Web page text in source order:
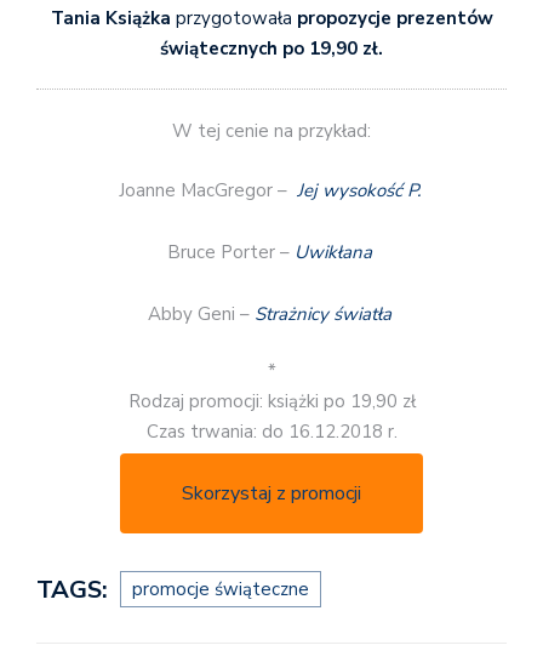
Tania Książka przygotowała propozycje prezentów
świątecznych po 19,90 zł.
W tej cenie na przykład:
Joanne MacGregor – Jej wysokość P.
Bruce Porter – Uwikłana
Abby Geni – Strażnicy światła
*
Rodzaj promocji: książki po 19,90 zł
Czas trwania: do 16.12.2018 r.
Skorzystaj z promocji
TAGS: promocje świąteczne